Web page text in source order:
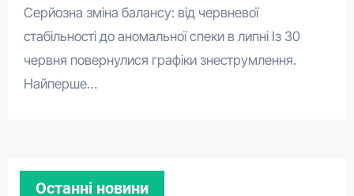
Серйозна зміна балансу: від червневої
стабільності до аномальної спеки в липні Із 30
червня повернулися графіки знеструмлення.
Найперше…
Останні новини